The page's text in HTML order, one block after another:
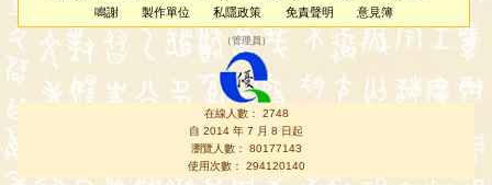
鳴謝
製作單位 私隱政策 免責聲明 意見簿
（管理員 ）
在線人數： 2748
自 2014 年 7 月 8 日起
瀏覽人數： 80177143
使用次數： 294120140